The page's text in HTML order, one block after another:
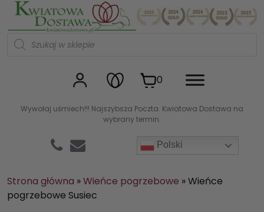
Wywołaj uśmiech!!! Najszybsza Poczta. Kwiatowa Dostawa na
wybrany termin.
Polski
Kwiaciarnia internetowa
W
d
u
k
0
Strona główna »Wieńce pogrzebowe »Wieńce
pogrzebowe Susiec